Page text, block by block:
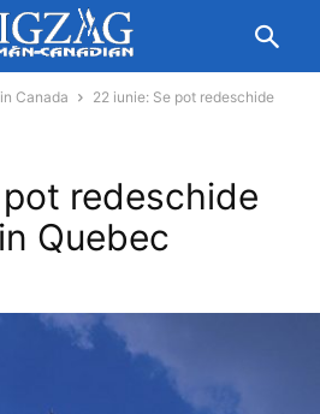
Canada
22 iunie: Se pot redeschide
redeschide
Quebec